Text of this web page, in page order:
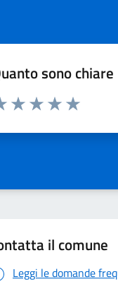
sono
da 1 a 5 stelle la pagina
il comune
Leggi le domande